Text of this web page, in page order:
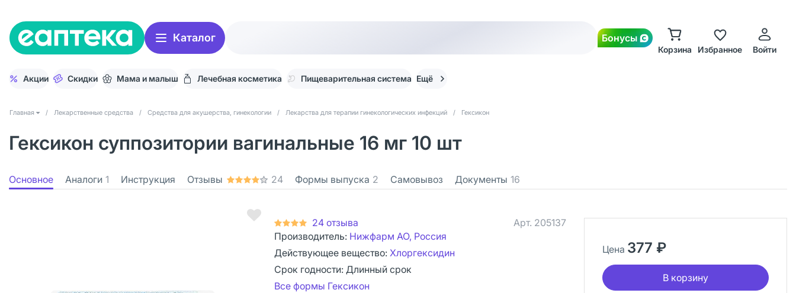
Каталог Бонусы
Корзина Избранное Войти
Акции Скидки Мама и малыш Лечебная косметика Пищеварительная система Ещё
Главная / Лекарственные средства / Средства для акушерства, гинекологии / Лекарства для терапии гинекологических инфекций / Гексикон
Гексикон суппозитории вагинальные 16 мг 10 шт
Основное Аналоги 1 Инструкция Отзывы 24 Формы выпуска 2 Самовывоз Документы 16
24 отзыва Арт. 205137
Производитель: Нижфарм АО, Россия
Действующее вещество: Хлоргексидин
Срок годности: Длинный срок
Все формы Гексикон
Цена 377 ₽
В корзину